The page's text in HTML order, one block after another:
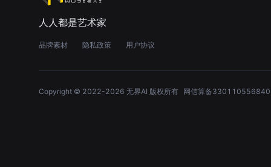
人人都是艺术家
品牌素材 隐私政策 用户协议
Copyright © 2022-2026 无界AI 版权所有 网信算备